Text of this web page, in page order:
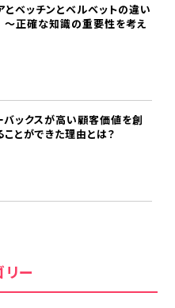
とベッチンとベルベットの違い
～正確な知識の重要性を考え
バックスが高い顧客価値を創
ことができた理由とは？
ー